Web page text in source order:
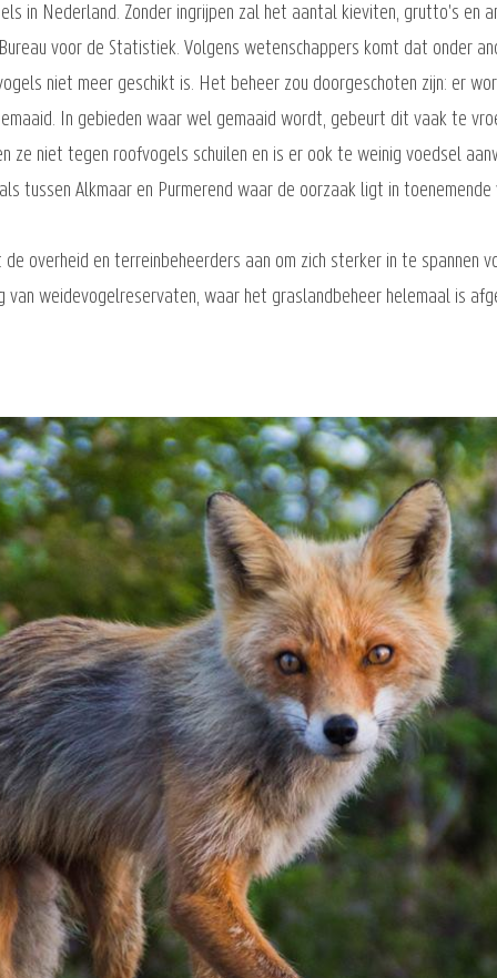
in Nederland. Zonder ingrijpen zal het aantal kieviten, grutto's en
voor de Statistiek. Volgens wetenschappers komt dat onder
niet meer geschikt is. Het beheer zou doorgeschoten zijn: er
In gebieden waar wel gemaaid wordt, gebeurt dit vaak te
ze niet tegen roofvogels schuilen en is er ook te weinig voedsel
tussen Alkmaar en Purmerend waar de oorzaak ligt in
overheid en terreinbeheerders aan om zich sterker in te spannen
van weidevogelreservaten, waar het graslandbeheer helemaal is